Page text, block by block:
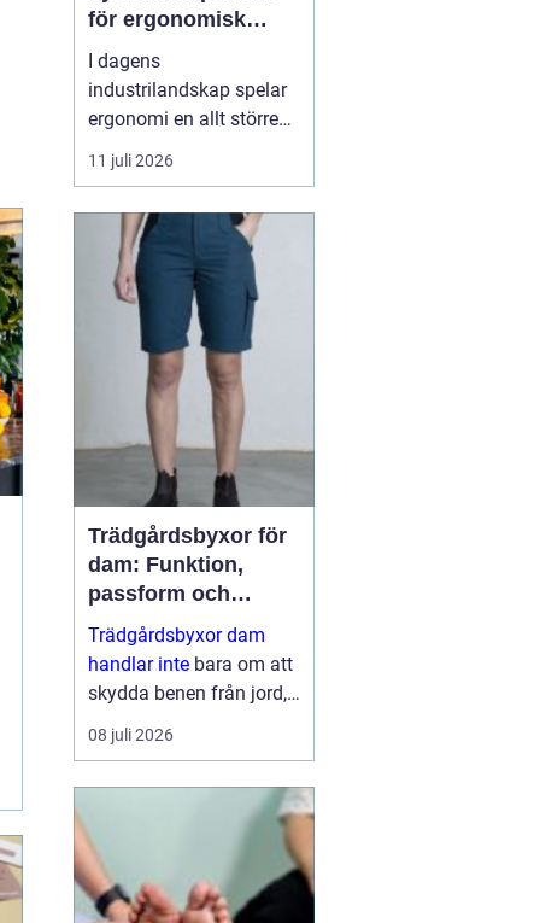
för ergonomisk
effektivitet
I dagens
industrilandskap spelar
ergonomi en allt större
roll. Det handlar inte
bara om att skapa en
för anställda, utan även
om att optimera
produktiviteten. Ett
verktyg som allt mer
sprider sig inom
industrin, tack vare
11 juli 2026
Trädgårdsbyxor för
dam: Funktion,
passform och
hållbar stil i rabatten
Trädgårdsbyxor dam
handlar inte bara om att
skydda benen från jord,
taggar och väta. Rätt
byxa gör arbetet enklare,
skonsamt för kroppen. ...
08 juli 2026